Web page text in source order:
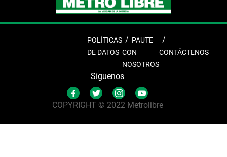
POLÍTICAS
DE DATOS
PAUTE
CON
NOSOTROS
CONTÁCTENOS
Síguenos
COPYRIGHT © 2022 Metrolibre